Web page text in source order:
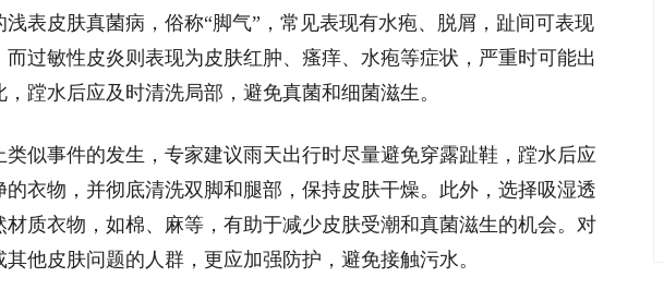
浅表皮肤真菌病，俗称“脚气”，常见表现有水疱、脱屑，趾间可表现
而过敏性皮炎则表现为皮肤红肿、瘙痒、水疱等症状，严重时可能出
蹚水后应及时清洗局部，避免真菌和细菌滋生。
事件的发生，专家建议雨天出行时尽量避免穿露趾鞋，蹚水后应
的衣物，并彻底清洗双脚和腿部，保持皮肤干燥。此外，选择吸湿透
材质衣物，如棉、麻等，有助于减少皮肤受潮和真菌滋生的机会。对
他皮肤问题的人群，更应加强防护，避免接触污水。